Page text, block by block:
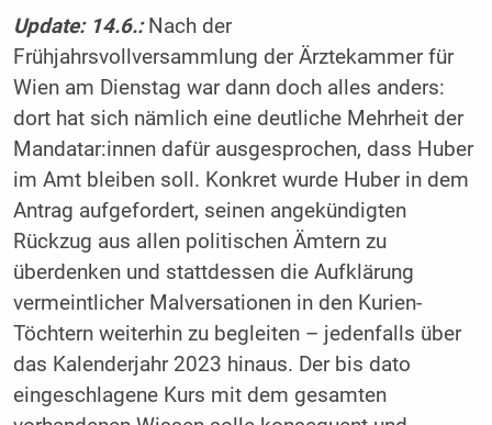
Update: 14.6.: Nach der
Frühjahrsvollversammlung der Ärztekammer für
Wien am Dienstag war dann doch alles anders:
dort hat sich nämlich eine deutliche Mehrheit der
Mandatar:innen dafür ausgesprochen, dass Huber
im Amt bleiben soll. Konkret wurde Huber in dem
Antrag aufgefordert, seinen angekündigten
Rückzug aus allen politischen Ämtern zu
überdenken und stattdessen die Aufklärung
vermeintlicher Malversationen in den Kurien-
Töchtern weiterhin zu begleiten – jedenfalls über
das Kalenderjahr 2023 hinaus. Der bis dato
eingeschlagene Kurs mit dem gesamten